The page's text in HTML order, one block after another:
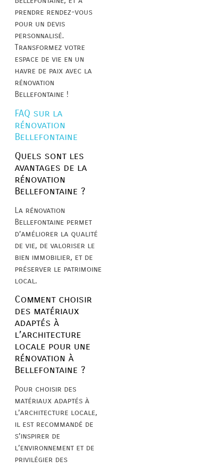
prendre rendez-vous
pour un devis
personnalisé.
Transformez votre
espace de vie en un
havre de paix avec la
rénovation
Bellefontaine !
FAQ sur la
rénovation
Bellefontaine
Quels sont les
avantages de la
rénovation
Bellefontaine ?
La rénovation
Bellefontaine permet
d’améliorer la qualité
de vie, de valoriser le
bien immobilier, et de
préserver le patrimoine
local.
Comment choisir
des matériaux
adaptés à
l’architecture
locale pour une
rénovation à
Bellefontaine ?
Pour choisir des
matériaux adaptés à
l’architecture locale,
il est recommandé de
s’inspirer de
l’environnement et de
privilégier des